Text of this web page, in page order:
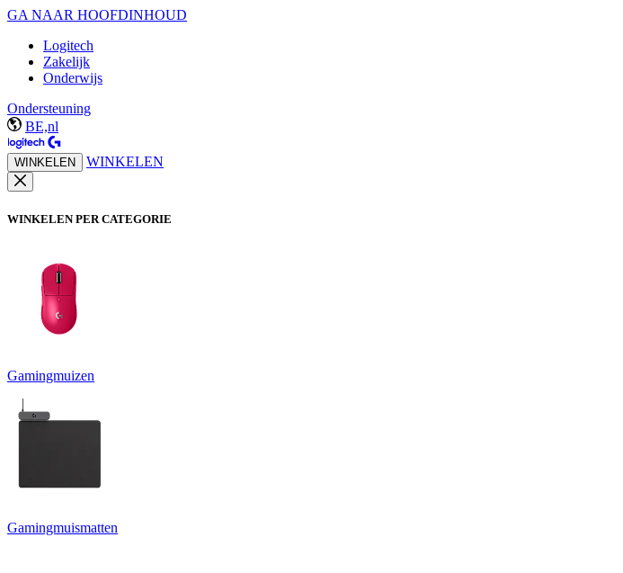
GA NAAR HOOFDINHOUD
Logitech
Zakelijk
Onderwijs
Ondersteuning
BE,nl
WINKELEN WINKELEN
WINKELEN PER CATEGORIE
Gamingmuizen
Gamingmuismatten